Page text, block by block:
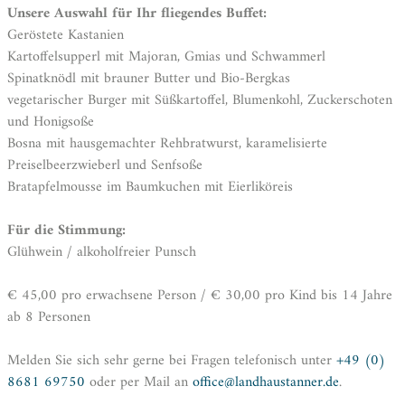
Unsere Auswahl für Ihr fliegendes Buffet:
Geröstete Kastanien
Kartoffelsupperl mit Majoran, Gmias und Schwammerl
Spinatknödl mit brauner Butter und Bio-Bergkas
vegetarischer Burger mit Süßkartoffel, Blumenkohl, Zuckerschoten
und Honigsoße
Bosna mit hausgemachter Rehbratwurst, karamelisierte
Preiselbeerzwieberl und Senfsoße
Bratapfelmousse im Baumkuchen mit Eierliköreis
Für die Stimmung:
Glühwein / alkoholfreier Punsch
€ 45,00 pro erwachsene Person / € 30,00 pro Kind bis 14 Jahre
ab 8 Personen
Melden Sie sich sehr gerne bei Fragen telefonisch unter+49 (0)
8681 69750 oder per Mail anoffice@landhaustanner.de.